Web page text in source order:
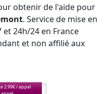
obtenir de l'aide pour
. Service de mise en
24h/24 en France
et non affilié aux
2.99€ / appel